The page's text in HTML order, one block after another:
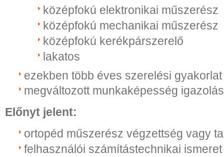
középfokú elektronikai műszerész
középfokú mechanikai műszerész
középfokú kerékpárszerelő
lakatos
ezekben több éves szerelési gyakorlat
megváltozott munkaképesség
Előnyt jelent:
ortopéd műszerész végzettség vagy
felhasználói számítástechnikai ismeret